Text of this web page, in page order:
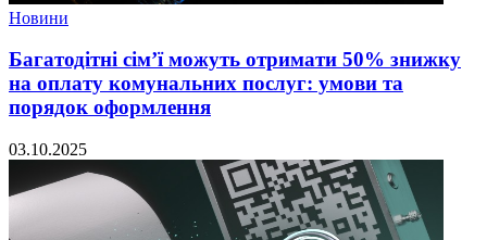
Новини
Багатодітні сім’ї можуть отримати 50% знижку
на оплату комунальних послуг: умови та
порядок оформлення
03.10.2025